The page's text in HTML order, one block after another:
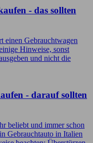
- das sollten
einen Gebrauchtwagen
Hinweise, sonst
und nicht die
- darauf sollten
beliebt und immer schon
Gebrauchtauto in Italien